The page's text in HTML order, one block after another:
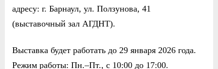
адресу: г. Барнаул, ул. Ползунова, 41
(выставочный зал АГДНТ).
Выставка будет работать до 29 января 2026 года.
Режим работы: Пн.–Пт., с 10:00 до 17:00.